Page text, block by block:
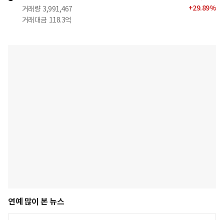
거래량 3,991,467
거래대금 118.3억
+29.89%
연예 많이 본 뉴스